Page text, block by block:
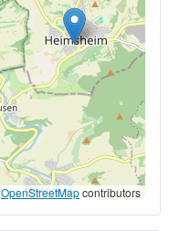
OpenStreetMapcontributors